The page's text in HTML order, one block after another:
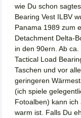
wie Du schon
Bearing Vest ILBV
Panama 1989 zum
Detachment Delta-
in den 90ern. Ab
Tactical Load
Taschen und vor
geringeren
(ich spiele
Fotoalben) kann
warm ist. Falls Du